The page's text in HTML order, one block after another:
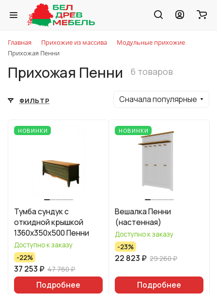
Главная Прихожие из массива
Модульные прихожие
Прихожая Пенни
Прихожая Пенни 6 товаров
ФИЛЬТР Сначала популярные
НОВИНКИ
Тумба сундук с
откидной крышкой
1360х350х500 Пенни
Доступно к заказу
-22%
37 253 ₽ 47 760 ₽
Подробнее
НОВИНКИ
Вешалка Пенни
(настенная)
Доступно к заказу
-23%
22 823 ₽ 29 260 ₽
Подробнее